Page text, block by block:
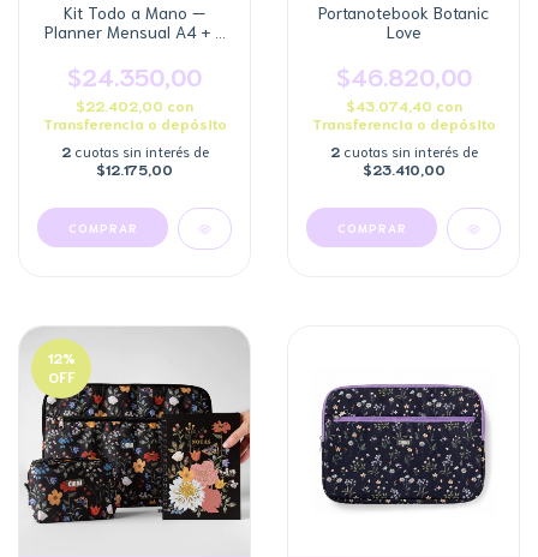
Kit Todo a Mano —
Planner Mensual A4 + 2
$24.350,00
$22.402,00 con
Transferencia o depósito
2 cuotas sin interés de
$12.175,00
COMPRAR
Portanotebook Botanic
Love
$46.820,00
$43.074,40 con
Transferencia o depósito
2 cuotas sin interés de
$23.410,00
12%
OFF